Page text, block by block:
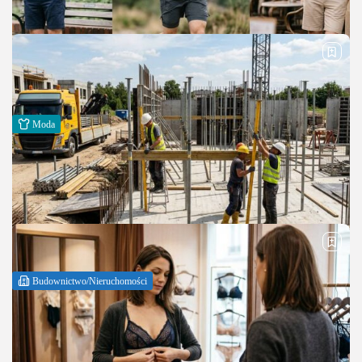
Planujesz inwestycję, która realnie zwiększy skalę Twojego
biznesu? Budowa hali magazynowej to decyzja, która szybko
przekłada się na wydajność operacyjną. Jednocześnie wymaga
chłodnej kalkulacji, dobrej koordynacji i znajomości rynku. W...
PUBLIKACJA: REDAKCJA 30 LIPCA, 2026
Moda
Jak wybrać spodenki męskie na każdą okazję
Czy można połączyć wygodę, styl i funkcjonalność w jednym
elemencie garderoby? Spodenki męskie udowadniają, że tak — i
to bez kompromisów. Dobrze dobrany model potrafi poprawić
proporcje sylwetki i podnieść...
PUBLIKACJA: REDAKCJA 30 LIPCA, 2026
Budownictwo/Nieruchomości
Wynajem szalunków stropowych na budowie –
praktyczny wybór i realne...
Czy można jednocześnie przyspieszyć budowę i ograniczyć
koszty inwestycji? Wynajem szalunków stropowych daje taką